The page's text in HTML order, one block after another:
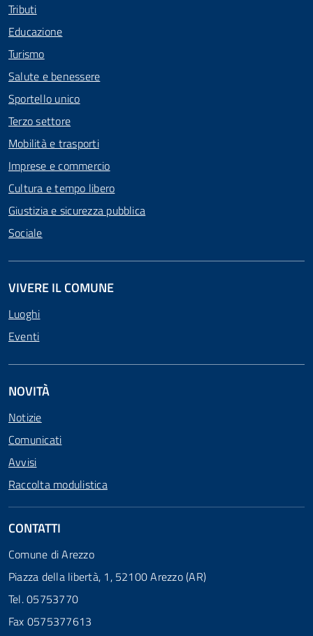
Tributi
Educazione
Turismo
Salute e benessere
Sportello unico
Terzo settore
Mobilità e trasporti
Imprese e commercio
Cultura e tempo libero
Giustizia e sicurezza pubblica
Sociale
VIVERE IL COMUNE
Luoghi
Eventi
NOVITÀ
Notizie
Comunicati
Avvisi
Raccolta modulistica
CONTATTI
Comune di Arezzo
Piazza della libertà, 1, 52100 Arezzo (AR)
Tel. 05753770
Fax 0575377613